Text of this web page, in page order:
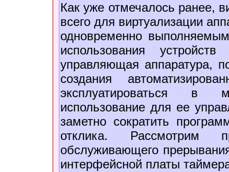
Как уже отмечалось ранее,
всего для виртуализации
одновременно
использования
управляющая аппаратура,
создания
эксплуатироваться в
использование для ее
заметно сократить
отклика. Рассмотрим
обслуживающего
интерфейсной платы